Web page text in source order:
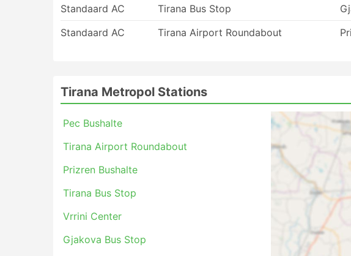
Voor reizen op bepaalde routes of tijdens de
en op de volgende bus te springen - tickets kunnen
Standaard AC
Tirana Bus Stop
Standaard AC
Tirana Airport Roundabout
Tirana Metropol Stations
Pec Bushalte
Tirana Airport Roundabout
Prizren Bushalte
Tirana Bus Stop
Vrrini Center
Gjakova Bus Stop